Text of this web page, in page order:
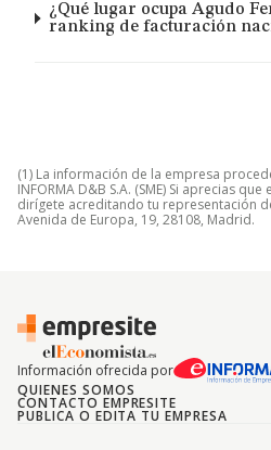
¿Qué lugar ocupa Agudo
ranking de facturación
(1) La información de la empresa
INFORMA D&B S.A. (SME) Si aprecias
dirígete acreditando tu representación
Avenida de Europa, 19, 28108, Madrid.
Información ofrecida por
QUIENES SOMOS
CONTACTO EMPRESITE
PUBLICA O EDITA TU EMPRESA